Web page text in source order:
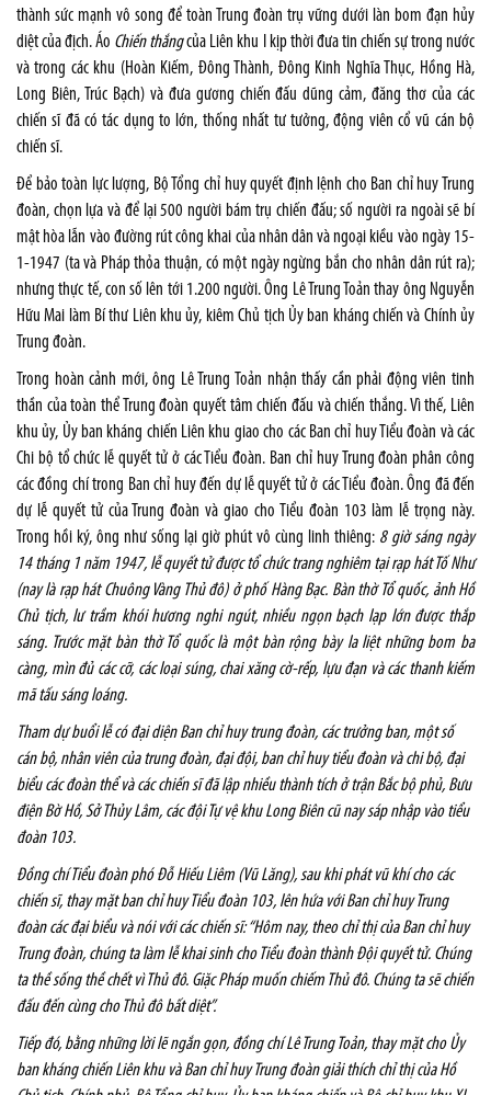
thành sức mạnh vô song để toàn Trung đoàn trụ vững dưới làn bom đạn hủy
diệt của địch. Áo Chiến thắngcủa Liên khu I kịp thời đưa tin chiến sự trong nước
và trong các khu (Hoàn Kiếm, Đông Thành, Đông Kinh Nghĩa Thục, Hồng Hà,
Long Biên, Trúc Bạch) và đưa gương chiến đấu dũng cảm, đăng thơ của các
chiến sĩ đã có tác dụng to lớn, thống nhất tư tưởng, động viên cổ vũ cán bộ
chiến sĩ.
Để bảo toàn lực lượng, Bộ Tổng chỉ huy quyết định lệnh cho Ban chỉ huy Trung
đoàn, chọn lựa và để lại 500 người bám trụ chiến đấu; số người ra ngoài sẽ bí
mật hòa lẫn vào đường rút công khai của nhân dân và ngoại kiều vào ngày 15-
1-1947 (ta và Pháp thỏa thuận, có một ngày ngừng bắn cho nhân dân rút ra);
nhưng thực tế, con số lên tới 1.200 người. Ông Lê Trung Toản thay ông Nguyễn
Hữu Mai làm Bí thư Liên khu ủy, kiêm Chủ tịch Ủy ban kháng chiến và Chính ủy
Trung đoàn.
Trong hoàn cảnh mới, ông Lê Trung Toản nhận thấy cần phải động viên tinh
thần của toàn thể Trung đoàn quyết tâm chiến đấu và chiến thắng. Vì thế, Liên
khu ủy, Ủy ban kháng chiến Liên khu giao cho các Ban chỉ huy Tiểu đoàn và các
Chi bộ tổ chức lễ quyết tử ở các Tiểu đoàn. Ban chỉ huy Trung đoàn phân công
các đồng chí trong Ban chỉ huy đến dự lễ quyết tử ở các Tiểu đoàn. Ông đã đến
dự lễ quyết tử của Trung đoàn và giao cho Tiểu đoàn 103 làm lễ trọng này.
Trong hồi ký, ông như sống lại giờ phút vô cùng linh thiêng: 8 giờ sáng ngày
14 tháng 1 năm 1947, lễ quyết tử được tổ chức trang nghiêm tại rạp hát Tố Như
(nay là rạp hát Chuông Vàng Thủ đô) ở phố Hàng Bạc. Bàn thờ Tổ quốc, ảnh Hồ
Chủ tịch, lư trầm khói hương nghi ngút, nhiều ngọn bạch lạp lớn được thắp
sáng. Trước mặt bàn thờ Tổ quốc là một bàn rộng bày la liệt những bom ba
càng, mìn đủ các cỡ, các loại súng, chai xăng cờ-rếp, lựu đạn và các thanh kiếm
mã tấu sáng loáng.
Tham dự buổi lễ có đại diện Ban chỉ huy trung đoàn, các trưởng ban, một số
cán bộ, nhân viên của trung đoàn, đại đội, ban chỉ huy tiểu đoàn và chi bộ, đại
biểu các đoàn thể và các chiến sĩ đã lập nhiều thành tích ở trận Bắc bộ phủ, Bưu
điện Bờ Hồ, Sở Thủy Lâm, các đội Tự vệ khu Long Biên cũ nay sáp nhập vào tiểu
đoàn 103.
Đồng chí Tiểu đoàn phó Đỗ Hiếu Liêm (Vũ Lăng), sau khi phát vũ khí cho các
chiến sĩ, thay mặt ban chỉ huy Tiểu đoàn 103, lên hứa với Ban chỉ huy Trung
đoàn các đại biểu và nói với các chiến sĩ: “Hôm nay, theo chỉ thị của Ban chỉ huy
Trung đoàn, chúng ta làm lễ khai sinh cho Tiểu đoàn thành Đội quyết tử. Chúng
ta thề sống thề chết vì Thủ đô. Giặc Pháp muốn chiếm Thủ đô. Chúng ta sẽ chiến
đấu đến cùng cho Thủ đô bất diệt”.
Tiếp đó, bằng những lời lẽ ngắn gọn, đồng chí Lê Trung Toản, thay mặt cho Ủy
ban kháng chiến Liên khu và Ban chỉ huy Trung đoàn giải thích chỉ thị của Hồ